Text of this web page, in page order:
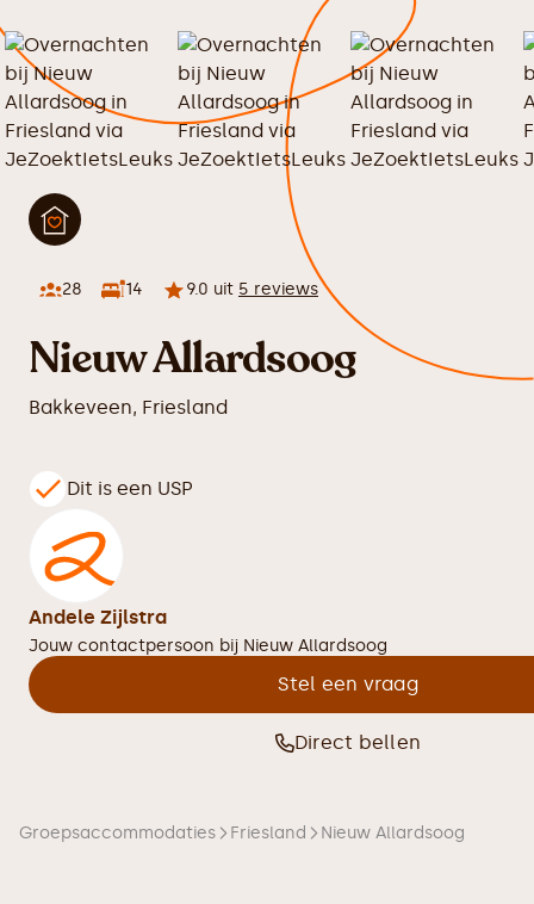
28 14 9.0 uit 5 reviews
Nieuw Allardsoog
Bakkeveen, Friesland
Dit is een USP
Andele Zijlstra
Jouw contactpersoon bij Nieuw Allardsoog
Stel een vraag
Direct bellen
Groepsaccommodaties Friesland Nieuw Allardsoog